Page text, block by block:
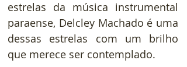
estrelas da música instrumental
paraense, Delcley Machado é uma
dessas estrelas com um brilho
que merece ser contemplado.